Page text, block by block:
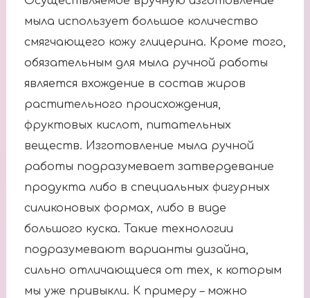
мыла использует большое количество
смягчающего кожу глицерина. Кроме того,
обязательным для мыла ручной работы
является вхождение в состав жиров
растительного происхождения,
фруктовых кислот, питательных
веществ. Изготовление мыла ручной
работы подразумевает затвердевание
продукта либо в специальных фигурных
силиконовых формах, либо в виде
большого куска. Такие технологии
подразумевают варианты дизайна,
сильно отличающиеся от тех, к которым
мы уже привыкли. К примеру – можно